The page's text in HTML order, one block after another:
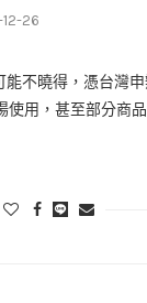
26
能不曉得，憑台灣
使用，甚至部分商